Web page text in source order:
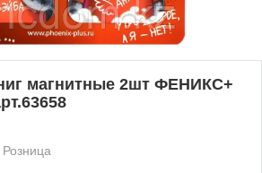
магнитные 2шт ФЕНИКС+
Розница